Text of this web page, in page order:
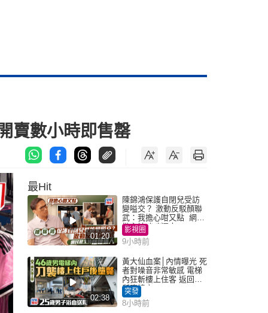
賣數小時即售罄
最Hit
01:20
陳錦鴻保護自閉兒受訪
變嗌交？ 激動反駁顏聯
武：我擔心咁又點 網民
批主持咄咄逼人
影視圈
9小時前
02:38
黃大仙血案│內情曝光 死
者對噪音非常敏感 電梯
內狂斬樓上住客 返回住
所墮樓亡
突發
8小時前